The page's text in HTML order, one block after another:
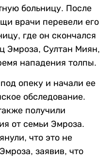
больницу. После
врачи перевели его
где он скончался
Эмроза, Султан Миян,
нападения толпы.
опеку и начали ее
обследование.
получили
от семьи Эмроза.
что это не
заявив, что